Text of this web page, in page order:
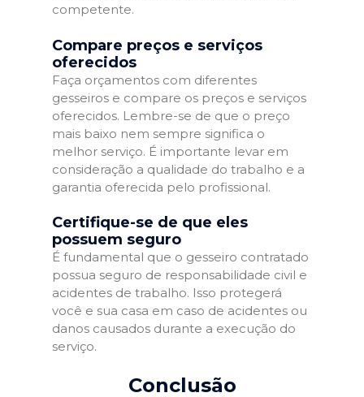
competente.
Compare preços e serviços
oferecidos
Faça orçamentos com diferentes
gesseiros e compare os preços e serviços
oferecidos. Lembre-se de que o preço
mais baixo nem sempre significa o
melhor serviço. É importante levar em
consideração a qualidade do trabalho e a
garantia oferecida pelo profissional.
Certifique-se de que eles
possuem seguro
É fundamental que o gesseiro contratado
possua seguro de responsabilidade civil e
acidentes de trabalho. Isso protegerá
você e sua casa em caso de acidentes ou
danos causados durante a execução do
serviço.
Conclusão